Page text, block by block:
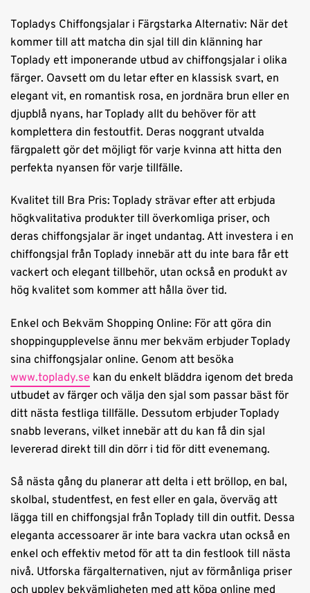
Topladys Chiffongsjalar i Färgstarka Alternativ: När det
kommer till att matcha din sjal till din klänning har
Toplady ett imponerande utbud av chiffongsjalar i olika
färger. Oavsett om du letar efter en klassisk svart, en
elegant vit, en romantisk rosa, en jordnära brun eller en
djupblå nyans, har Toplady allt du behöver för att
komplettera din festoutfit. Deras noggrant utvalda
färgpalett gör det möjligt för varje kvinna att hitta den
perfekta nyansen för varje tillfälle.
Kvalitet till Bra Pris: Toplady strävar efter att erbjuda
högkvalitativa produkter till överkomliga priser, och
deras chiffongsjalar är inget undantag. Att investera i en
chiffongsjal från Toplady innebär att du inte bara får ett
vackert och elegant tillbehör, utan också en produkt av
hög kvalitet som kommer att hålla över tid.
Enkel och Bekväm Shopping Online: För att göra din
shoppingupplevelse ännu mer bekväm erbjuder Toplady
sina chiffongsjalar online. Genom att besöka
www.toplady.se kan du enkelt bläddra igenom det breda
utbudet av färger och välja den sjal som passar bäst för
ditt nästa festliga tillfälle. Dessutom erbjuder Toplady
snabb leverans, vilket innebär att du kan få din sjal
levererad direkt till din dörr i tid för ditt evenemang.
Så nästa gång du planerar att delta i ett bröllop, en bal,
skolbal, studentfest, en fest eller en gala, överväg att
lägga till en chiffongsjal från Toplady till din outfit. Dessa
eleganta accessoarer är inte bara vackra utan också en
enkel och effektiv metod för att ta din festlook till nästa
nivå. Utforska färgalternativen, njut av förmånliga priser
och upplev bekvämligheten med att köpa online med